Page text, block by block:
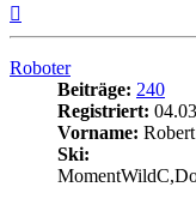
Roboter
Beiträge: 240
Registriert:
Vorname: Robert
Ski: